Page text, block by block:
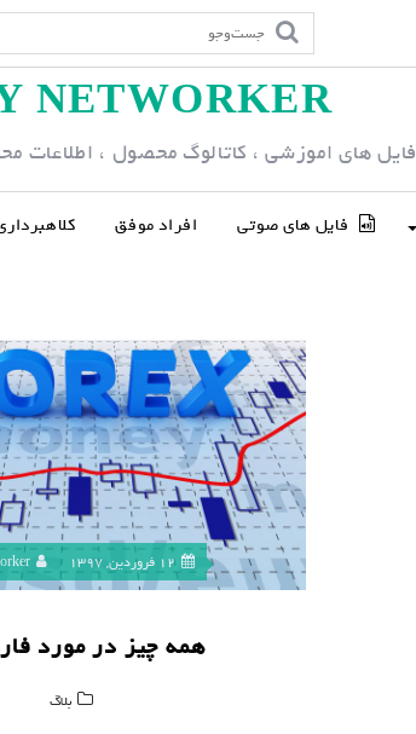
NETWORKER
فایل های اموزشی ، کاتالوگ محصول ، اطلاعات
فایل های صوتی افراد موفق
12 فروردین, 1397
همه چیز در مورد
بلاگ